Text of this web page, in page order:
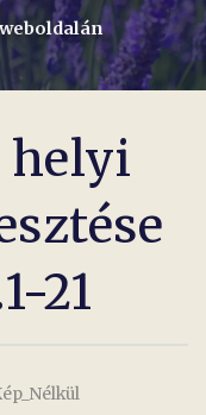
helyi
21